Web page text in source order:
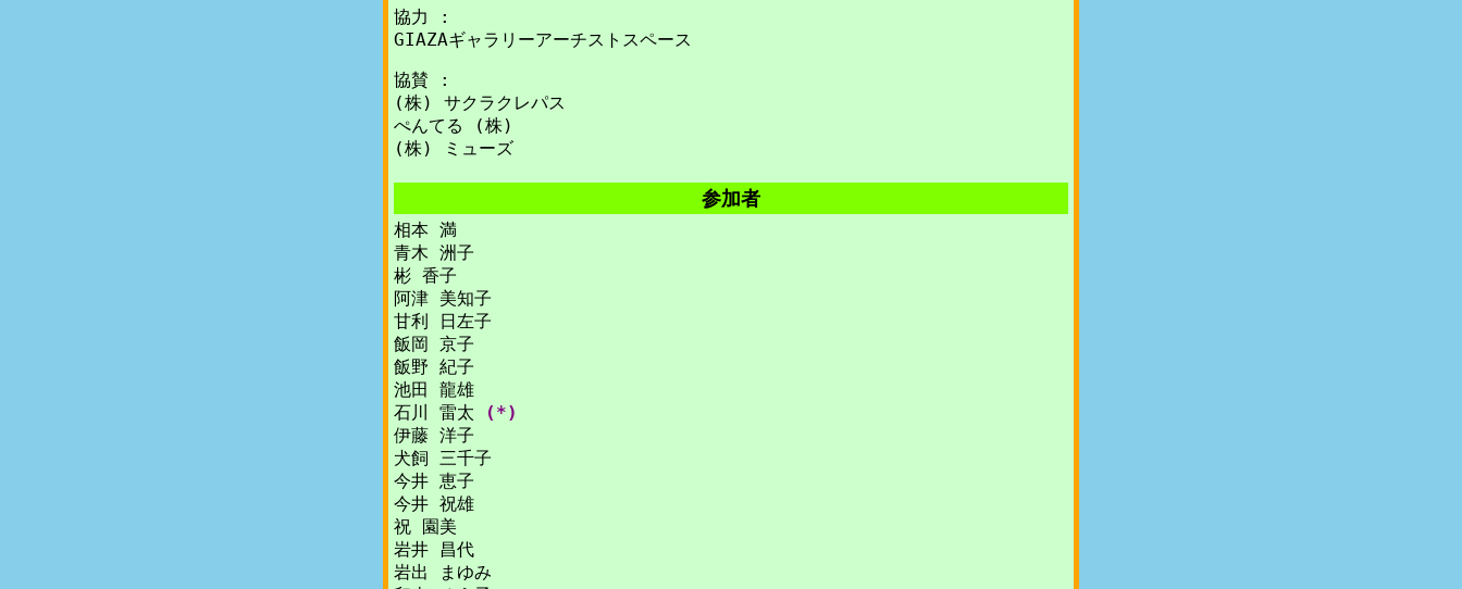
協力 :
GIAZAギャラリーアーチストスペース
協賛 :
(株) サクラクレパス
ぺんてる (株)
(株) ミューズ
参加者
相本 満
青木 洲子
彬 香子
阿津 美知子
甘利 日左子
飯岡 京子
飯野 紀子
池田 龍雄
石川 雷太
(*)
伊藤 洋子
犬飼 三千子
今井 恵子
今井 祝雄
祝 園美
岩井 昌代
岩出 まゆみ